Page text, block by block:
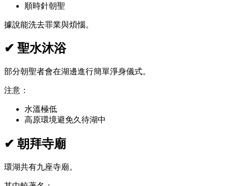
順時針朝聖
據說能洗去罪業與煩惱。
✔ 聖水沐浴
部分朝聖者會在湖邊進行簡單淨身儀式。
注意：
水溫極低
高原環境避免久待湖中
✔ 朝拜寺廟
環湖共有九座寺廟。